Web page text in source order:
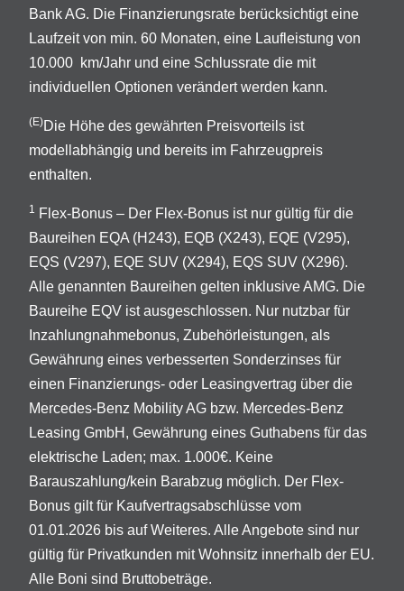
Bank AG. Die Finanzierungsrate berücksichtigt eine
Laufzeit von min. 60 Monaten, eine Laufleistung von
10.000 km/Jahr und eine Schlussrate die mit
individuellen Optionen verändert werden kann.
(E)Die Höhe des gewährten Preisvorteils ist
modellabhängig und bereits im Fahrzeugpreis
enthalten.
1 Flex-Bonus – Der Flex-Bonus ist nur gültig für die
Baureihen EQA (H243), EQB (X243), EQE (V295),
EQS (V297), EQE SUV (X294), EQS SUV (X296).
Alle genannten Baureihen gelten inklusive AMG. Die
Baureihe EQV ist ausgeschlossen. Nur nutzbar für
Inzahlungnahmebonus, Zubehörleistungen, als
Gewährung eines verbesserten Sonderzinses für
einen Finanzierungs- oder Leasingvertrag über die
Mercedes-Benz Mobility AG bzw. Mercedes-Benz
Leasing GmbH, Gewährung eines Guthabens für das
elektrische Laden; max. 1.000€. Keine
Barauszahlung/kein Barabzug möglich. Der Flex-
Bonus gilt für Kaufvertragsabschlüsse vom
01.01.2026 bis auf Weiteres. Alle Angebote sind nur
gültig für Privatkunden mit Wohnsitz innerhalb der EU.
Alle Boni sind Bruttobeträge.